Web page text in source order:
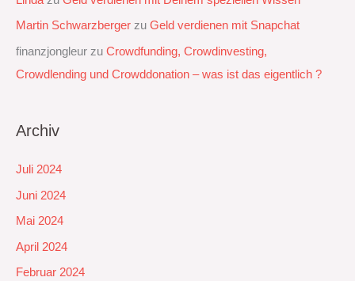
Martin Schwarzberger zu Geld verdienen mit Snapchat‭
finanzjongleur zu Crowdfunding, Crowdinvesting,
Crowdlending und Crowddonation – was ist das eigentlich ?
Archiv
Juli 2024
Juni 2024
Mai 2024
April 2024
Februar 2024